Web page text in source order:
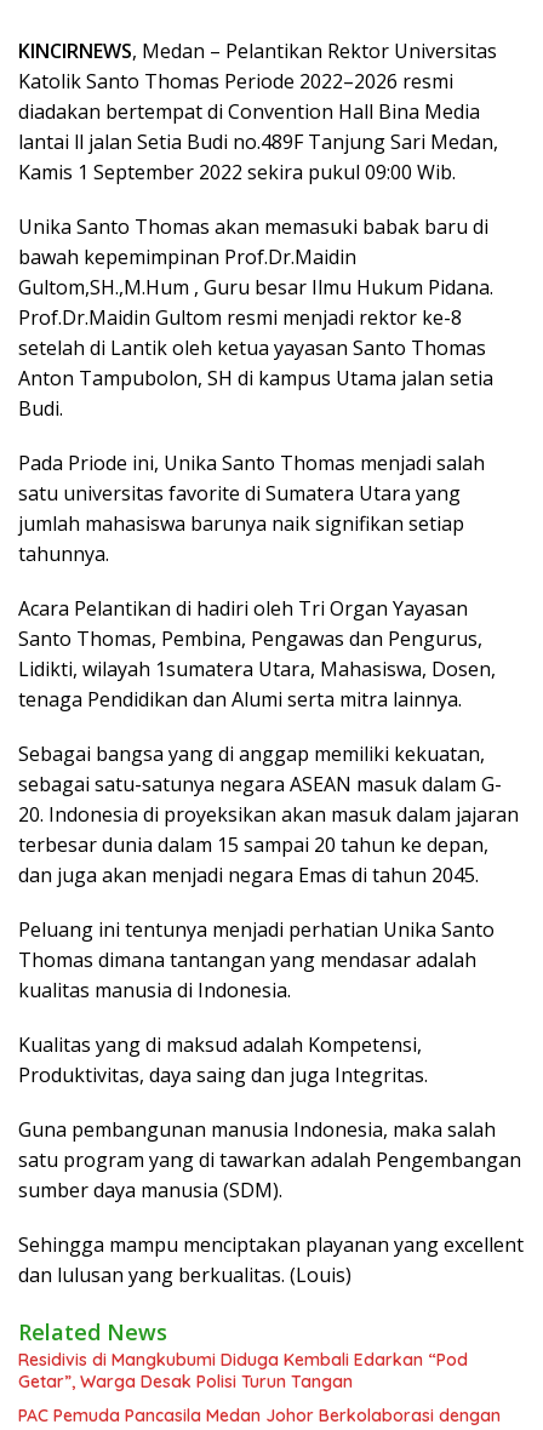
KINCIRNEWS, Medan – Pelantikan Rektor Universitas
Katolik Santo Thomas Periode 2022–2026 resmi
diadakan bertempat di Convention Hall Bina Media
lantai ll jalan Setia Budi no.489F Tanjung Sari Medan,
Kamis 1 September 2022 sekira pukul 09:00 Wib.
Unika Santo Thomas akan memasuki babak baru di
bawah kepemimpinan Prof.Dr.Maidin
Gultom,SH.,M.Hum , Guru besar Ilmu Hukum Pidana.
Prof.Dr.Maidin Gultom resmi menjadi rektor ke-8
setelah di Lantik oleh ketua yayasan Santo Thomas
Anton Tampubolon, SH di kampus Utama jalan setia
Budi.
Pada Priode ini, Unika Santo Thomas menjadi salah
satu universitas favorite di Sumatera Utara yang
jumlah mahasiswa barunya naik signifikan setiap
tahunnya.
Acara Pelantikan di hadiri oleh Tri Organ Yayasan
Santo Thomas, Pembina, Pengawas dan Pengurus,
Lidikti, wilayah 1sumatera Utara, Mahasiswa, Dosen,
tenaga Pendidikan dan Alumi serta mitra lainnya.
Sebagai bangsa yang di anggap memiliki kekuatan,
sebagai satu-satunya negara ASEAN masuk dalam G-
20. Indonesia di proyeksikan akan masuk dalam jajaran
terbesar dunia dalam 15 sampai 20 tahun ke depan,
dan juga akan menjadi negara Emas di tahun 2045.
Peluang ini tentunya menjadi perhatian Unika Santo
Thomas dimana tantangan yang mendasar adalah
kualitas manusia di Indonesia.
Kualitas yang di maksud adalah Kompetensi,
Produktivitas, daya saing dan juga Integritas.
Guna pembangunan manusia Indonesia, maka salah
satu program yang di tawarkan adalah Pengembangan
sumber daya manusia (SDM).
Sehingga mampu menciptakan playanan yang excellent
dan lulusan yang berkualitas. (Louis)
Related News
Residivis di Mangkubumi Diduga Kembali Edarkan “Pod
Getar”, Warga Desak Polisi Turun Tangan
PAC Pemuda Pancasila Medan Johor Berkolaborasi dengan